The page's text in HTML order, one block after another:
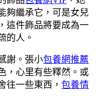
夠繼承它，可是女兒
，這件飾品將要成為一
的人。
謝。張小包養網推薦
，心里有些釋然。或
往一些東西， 包養情